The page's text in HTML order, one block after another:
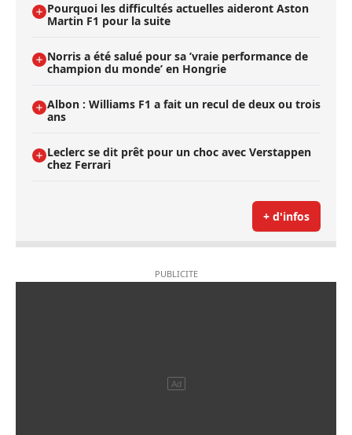
Pourquoi les difficultés actuelles aideront Aston
Martin F1 pour la suite
Norris a été salué pour sa ’vraie performance de
champion du monde’ en Hongrie
Albon : Williams F1 a fait un recul de deux ou trois
ans
Leclerc se dit prêt pour un choc avec Verstappen
chez Ferrari
+ d'infos